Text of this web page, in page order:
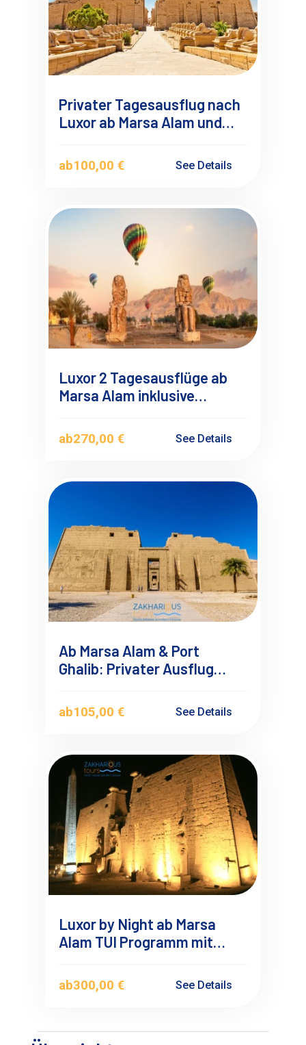
Privater Tagesausflug nach
Luxor ab Marsa Alam und
Deutschsprachigen
Reiseführer
ab100,00 € See Details
Luxor 2 Tagesausflüge ab
Marsa Alam inklusive
Übernachtung
ab270,00 € See Details
Ab Marsa Alam & Port
Ghalib: Privater Ausflug
ab105,00 € See Details
Luxor by Night ab Marsa
Alam TUI Programm mit
ab300,00 € See Details